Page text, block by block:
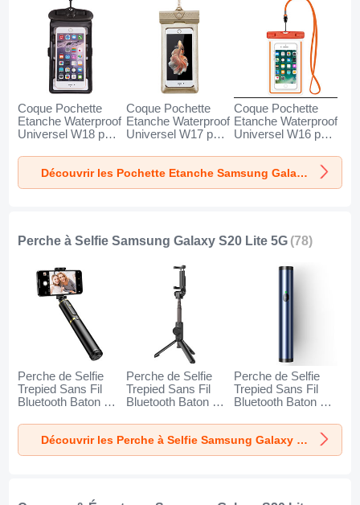
Coque Pochette
Etanche Waterproof
Universel W18 pour
S20 Lite 5G Noir
Coque Pochette
Etanche Waterproof
Universel W17 pour
S20 Lite 5G Or
Coque Pochette
Etanche Waterproof
Universel W16 pour
S20 Lite 5G
Orange
Découvrir les Pochette Etanche Samsung Galaxy S20 Lite 5G
Perche à Selfie Samsung Galaxy S20 Lite 5G (78)
Perche de Selfie
Trepied Sans Fil
Bluetooth Baton de
Poche Universel
T34 pour Samsung
Galaxy S20 Lite 5G
Perche de Selfie
Trepied Sans Fil
Bluetooth Baton de
Poche Universel
T32 pour Samsung
Galaxy S20 Lite 5G
Perche de Selfie
Trepied Sans Fil
Bluetooth Baton de
Poche Universel
T31 pour Samsung
Galaxy S20 Lite 5G
Découvrir les Perche à Selfie Samsung Galaxy S20 Lite 5G